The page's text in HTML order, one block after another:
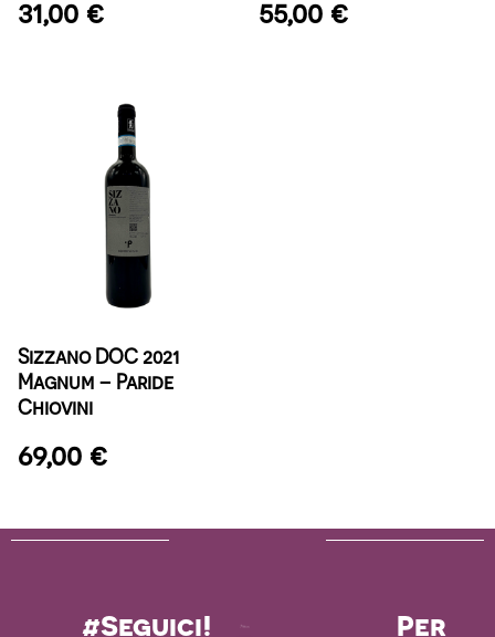
31,00 € 55,00 €
Sizzano DOC 2021
Magnum – Paride
Chiovini
69,00 €
Per
#Seguici!